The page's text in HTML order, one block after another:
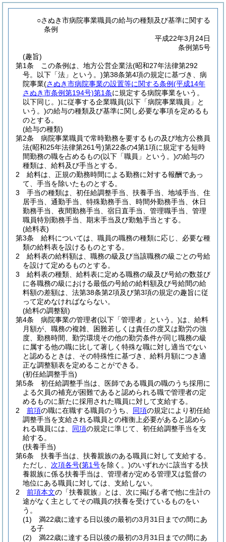
○さぬき市病院事業職員の給与の種類及び基準に関する
条例
平成22年3月24日
条例第5号
(趣旨)
第1条
この条例は、地方公営企業法(昭和27年法律第292
号。以下「法」という。)第38条第4項の規定に基づき、病
院事業(さぬき市病院事業の設置等に関する条例(平成14年
さぬき市条例第194号)第1条に規定する病院事業をいう。
以下同じ。)に従事する企業職員(以下「病院事業職員」と
いう。)の給与の種類及び基準に関し必要な事項を定めるも
のとする。
(給与の種類)
第2条
病院事業職員で常時勤務を要するもの及び地方公務員
法(昭和25年法律第261号)第22条の4第1項に規定する短時
間勤務の職を占めるもの(以下「職員」という。)の給与の
種類は、給料及び手当とする。
2
給料は、正規の勤務時間による勤務に対する報酬であっ
て、手当を除いたものとする。
3
手当の種類は、初任給調整手当、扶養手当、地域手当、住
居手当、通勤手当、特殊勤務手当、時間外勤務手当、休日
勤務手当、夜間勤務手当、宿日直手当、管理職手当、管理
職員特別勤務手当、期末手当及び勤勉手当とする。
(給料表)
第3条
給料については、職員の職務の種類に応じ、必要な種
類の給料表を設けるものとする。
2
給料表の給料額は、職務の級及び当該職務の級ごとの号給
を設けて定めるものとする。
3
給料表の種類、給料表に定める職務の級及び号給の数並び
に各職務の級における最低の号給の給料額及び号給間の給
料額の差額は、法第38条第2項及び第3項の規定の趣旨に従
って定めなければならない。
(給料の調整額)
第4条
病院事業の管理者(以下「管理者」という。)は、給料
月額が、職務の複雑、困難若しくは責任の度又は勤労の強
度、勤務時間、勤労環境その他の勤労条件が同じ職務の級
に属する他の職に比して著しく特殊な職に対し適当でない
と認めるときは、その特殊性に基づき、給料月額につき適
正な調整額表を定めることができる。
(初任給調整手当)
第5条
初任給調整手当は、医師である職員の職のうち採用に
よる欠員の補充が困難であると認められる職で管理者の定
めるものに新たに採用された職員に対して支給する。
2
前項の職に在職する職員のうち、 同項の規定により初任給
調整手当を支給される職員との権衡上必要があると認めら
れる職員には、 同項の規定に準じて、初任給調整手当を支
給する。
(扶養手当)
第6条
扶養手当は、扶養親族のある職員に対して支給する。
ただし、 次項各号(第1号を除く。)のいずれかに該当する扶
養親族に係る扶養手当は、管理者が定める管理又は監督の
地位にある職員に対しては、支給しない。
2
前項本文の「扶養親族」とは、次に掲げる者で他に生計の
途がなく主としてその職員の扶養を受けているものをい
う。
(1)
満22歳に達する日以後の最初の3月31日までの間にあ
る子
(2)
満22歳に達する日以後の最初の3月31日までの間にあ